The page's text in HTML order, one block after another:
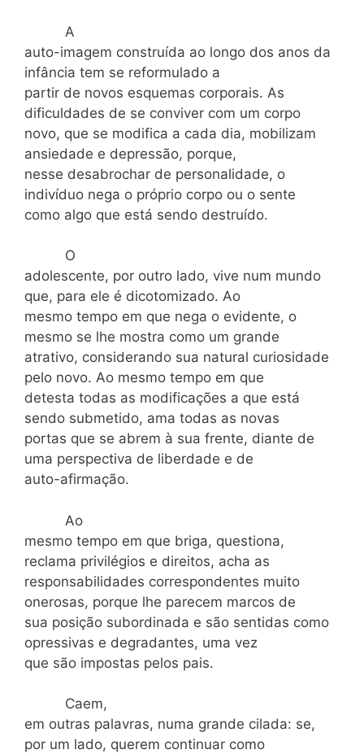
A
auto-imagem construída ao longo dos anos da
infância tem se reformulado a
partir de novos esquemas corporais. As
dificuldades de se conviver com um corpo
novo, que se modifica a cada dia, mobilizam
ansiedade e depressão, porque,
nesse desabrochar de personalidade, o
indivíduo nega o próprio corpo ou o sente
como algo que está sendo destruído.
O
adolescente, por outro lado, vive num mundo
que, para ele é dicotomizado. Ao
mesmo tempo em que nega o evidente, o
mesmo se lhe mostra como um grande
atrativo, considerando sua natural curiosidade
pelo novo. Ao mesmo tempo em que
detesta todas as modificações a que está
sendo submetido, ama todas as novas
portas que se abrem à sua frente, diante de
uma perspectiva de liberdade e de
auto-afirmação.
Ao
mesmo tempo em que briga, questiona,
reclama privilégios e direitos, acha as
responsabilidades correspondentes muito
onerosas, porque lhe parecem marcos de
sua posição subordinada e são sentidas como
opressivas e degradantes, uma vez
que são impostas pelos pais.
Caem,
em outras palavras, numa grande cilada: se,
por um lado, querem continuar como